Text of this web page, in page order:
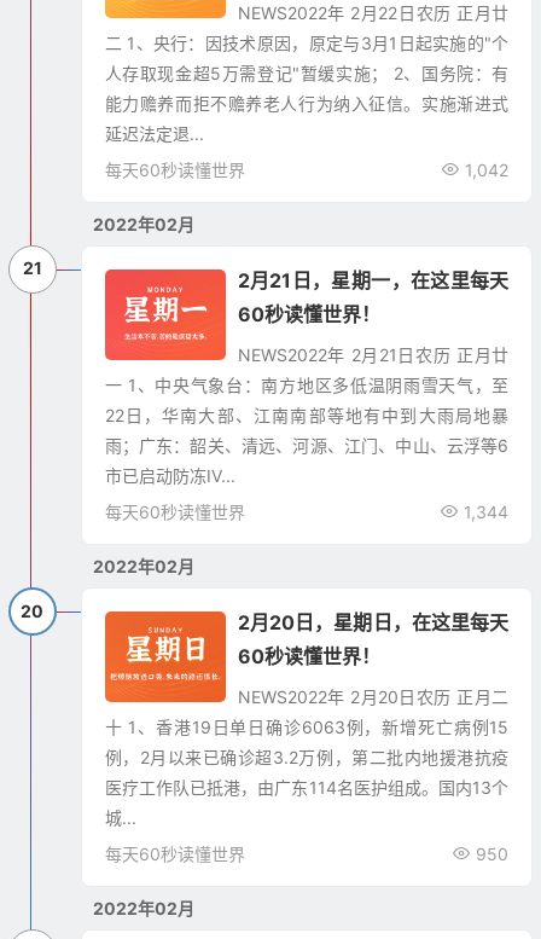
NEWS2022年 2月22日农历 正月廿
二 1、央行：因技术原因，原定与3月1日起实施的"个
人存取现金超5万需登记"暂缓实施； 2、国务院：有
能力赡养而拒不赡养老人行为纳入征信。实施渐进式
延迟法定退...
每天60秒读懂世界 1,042
21
2月21日，星期一，在这里每天
60秒读懂世界！
NEWS2022年 2月21日农历 正月廿
一 1、中央气象台：南方地区多低温阴雨雪天气，至
22日，华南大部、江南南部等地有中到大雨局地暴
雨；广东：韶关、清远、河源、江门、中山、云浮等6
市已启动防冻IV...
2022年02月
每天60秒读懂世界 1,344
20
2月20日，星期日，在这里每天
60秒读懂世界！
NEWS2022年 2月20日农历 正月二
十 1、香港19日单日确诊6063例，新增死亡病例15
例，2月以来已确诊超3.2万例，第二批内地援港抗疫
医疗工作队已抵港，由广东114名医护组成。国内13个
城...
2022年02月
每天60秒读懂世界 950
2022年02月